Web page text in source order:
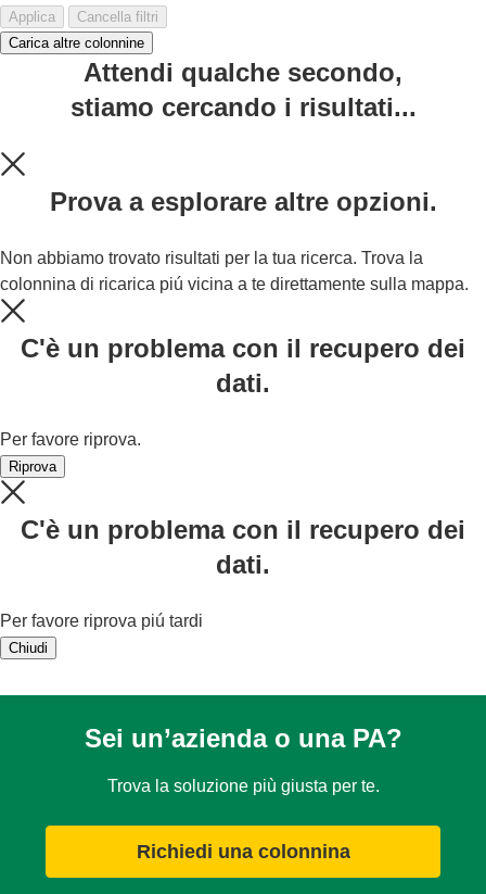
Applica
Cancella filtri
Carica altre colonnine
Attendi qualche secondo,
stiamo cercando i risultati...
Prova a esplorare altre opzioni.
Non abbiamo trovato risultati per la tua ricerca. Trova la
colonnina di ricarica piú vicina a te direttamente sulla mappa.
C'è un problema con il recupero dei
dati.
Per favore riprova.
Riprova
C'è un problema con il recupero dei
dati.
Per favore riprova piú tardi
Chiudi
Sei un’azienda o una PA?
Trova la soluzione più giusta per te.
Richiedi una colonnina